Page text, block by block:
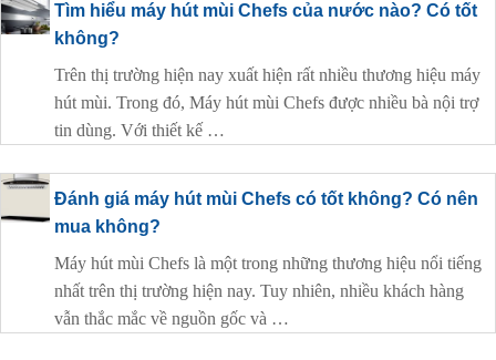
Tìm hiểu máy hút mùi Chefs của nước nào? Có tốt
không?
Trên thị trường hiện nay xuất hiện rất nhiều thương hiệu máy
hút mùi. Trong đó, Máy hút mùi Chefs được nhiều bà nội trợ
tin dùng. Với thiết kế …
Đánh giá máy hút mùi Chefs có tốt không? Có nên
mua không?
Máy hút mùi Chefs là một trong những thương hiệu nổi tiếng
nhất trên thị trường hiện nay. Tuy nhiên, nhiều khách hàng
vẫn thắc mắc về nguồn gốc và …